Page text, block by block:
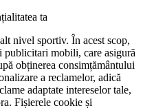
ta
nivel sportiv. În acest scop,
mobili, care asigură
obținerea consimțământului
a reclamelor, adică
adaptate intereselor tale,
Fișierele cookie și